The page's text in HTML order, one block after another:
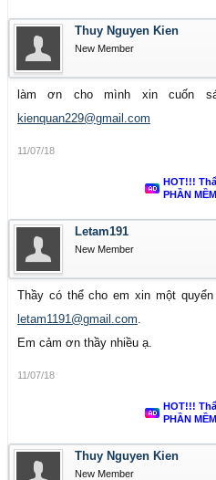
giảng dạy, các cán bộ
công tác liên quan đến đấu
Tác giả cuốn sách là TS.
bó với ngành Kinh tế xây dựng
Bộ môn Kinh tế xây dựng -
Vận tải TP.Hồ Chí Minh. Cuốn
động xây dựng ” đang được
trong cả nước.
Nhận thấy đây là cuốn sách
Phú sẽ trực tiếp gửi tặng
viên của diễn đàn
file qua đường email.
Thuy Nguyen Kien
New Member
làm ơn cho mình xin cuốn
kienquan229@gmail.com
11/07/18
HOT!!!
PHẦN
Letam191
New Member
Thầy có thể cho em xin một
letam1191@gmail.com.
Em cảm ơn thầy nhiều ạ.
11/07/18
HOT!!!
PHẦN
Thuy Nguyen Kien
New Member